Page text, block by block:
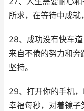
所求，在等待中成就
28、成功没有快车
来自不倦的努力和奔
坚持。
29、打开你的手机
幸福每秒，对着镜子